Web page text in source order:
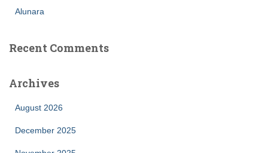
Alunara
Recent Comments
Archives
August 2026
December 2025